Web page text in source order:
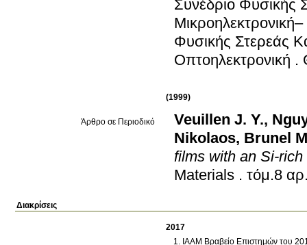
Συνέδριο Φυσικής
Φυσικής Στερεάς
Οπτοηλεκτρονική .
(1999)
Άρθρο σε Περιοδικό Veuillen J. Y.,
Nikolaos, Brunel
films with an Si-
Materials .
Διακρίσεις
2017
IAAM Βραβείο Επιστημών του